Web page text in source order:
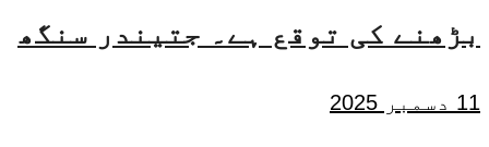
بڑھنے کی توقع ہے۔ جتیندر سنگھ
11 دسمبر 2025